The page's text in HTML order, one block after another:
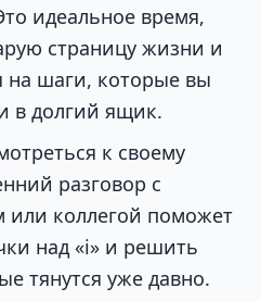
идеальное время,
страницу жизни и
на шаги, которые вы
в долгий ящик.
к своему
разговор с
или коллегой поможет
над «i» и решить
тянутся уже давно.